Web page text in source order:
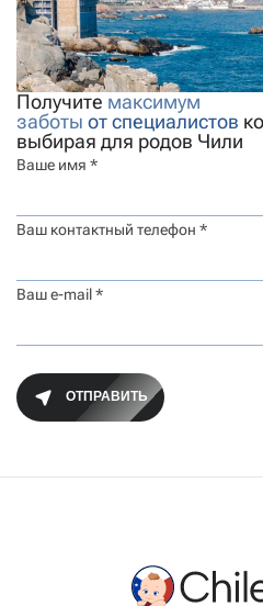
Получите максимум
заботы от специалистов
выбирая для родов Чили
Ваше имя *
Ваш контактный телефон *
Ваш e-mail *